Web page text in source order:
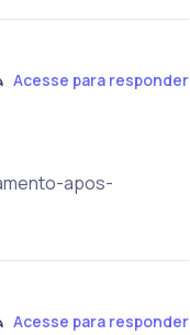
Acesse para responder
apos-
Acesse para responder